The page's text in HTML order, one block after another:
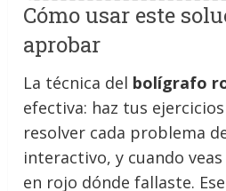
Cómo usar este
aprobar
La técnica del bolígrafo
efectiva: haz tus
resolver cada problema
interactivo, y cuando
en rojo dónde fallaste.